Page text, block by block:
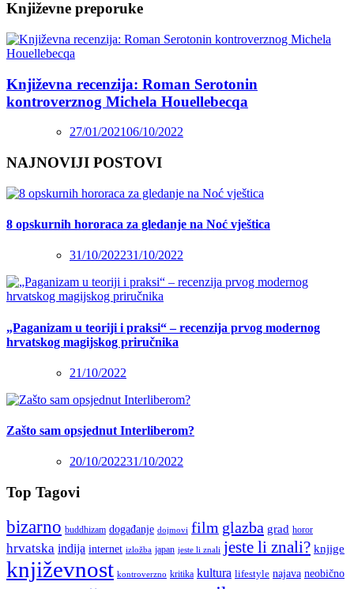
Književne preporuke
Književna recenzija: Roman Serotonin
kontroverznog Michela Houellebecqa
27/01/202106/10/2022
NAJNOVIJI POSTOVI
8 opskurnih hororaca za gledanje na Noć vještica
31/10/202231/10/2022
„Paganizam u teoriji i praksi“ – recenzija prvog modernog
hrvatskog magijskog priručnika
21/10/2022
Zašto sam opsjednut Interliberom?
20/10/202231/10/2022
Top Tagovi
bizarno buddhizam događanje dojmovi film glazba grad horor
hrvatska indija internet izložba japan jeste li znali jeste li znali? knjige
književnost kontroverzno kritika kultura lifestyle najava neobično